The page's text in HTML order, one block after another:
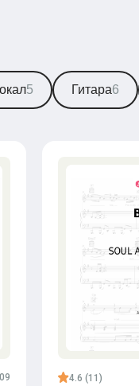
5 Гитара6
4.6 (11)